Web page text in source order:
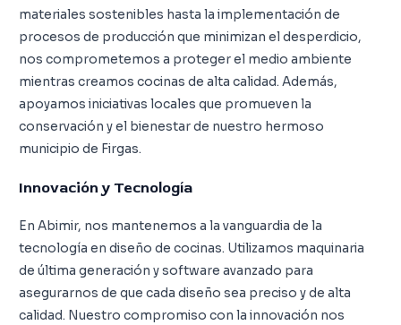
materiales sostenibles hasta la implementación de
procesos de producción que minimizan el desperdicio,
nos comprometemos a proteger el medio ambiente
mientras creamos cocinas de alta calidad. Además,
apoyamos iniciativas locales que promueven la
conservación y el bienestar de nuestro hermoso
municipio de Firgas.
Innovación y Tecnología
En Abimir, nos mantenemos a la vanguardia de la
tecnología en diseño de cocinas. Utilizamos maquinaria
de última generación y software avanzado para
asegurarnos de que cada diseño sea preciso y de alta
calidad. Nuestro compromiso con la innovación nos